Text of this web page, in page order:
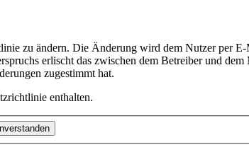
zu ändern. Die Änderung wird dem Nutzer per
erlischt das zwischen dem Betreiber und
zugestimmt hat.
enthalten.